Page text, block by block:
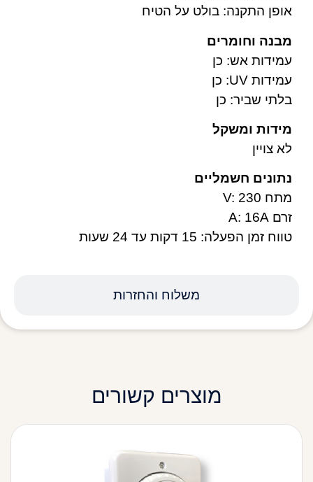
משלוח והחזרות
אופן התקנה: בולט על הטיח
מבנה וחומרים
עמידות אש: כן
עמידות UV: כן
בלתי שביר: כן
מידות ומשקל
לא צויין
נתונים חשמליים
מתח V: 230
זרם A: 16A
טווח זמן הפעלה: 15 דקות עד 24 שעות
מוצרים קשורים